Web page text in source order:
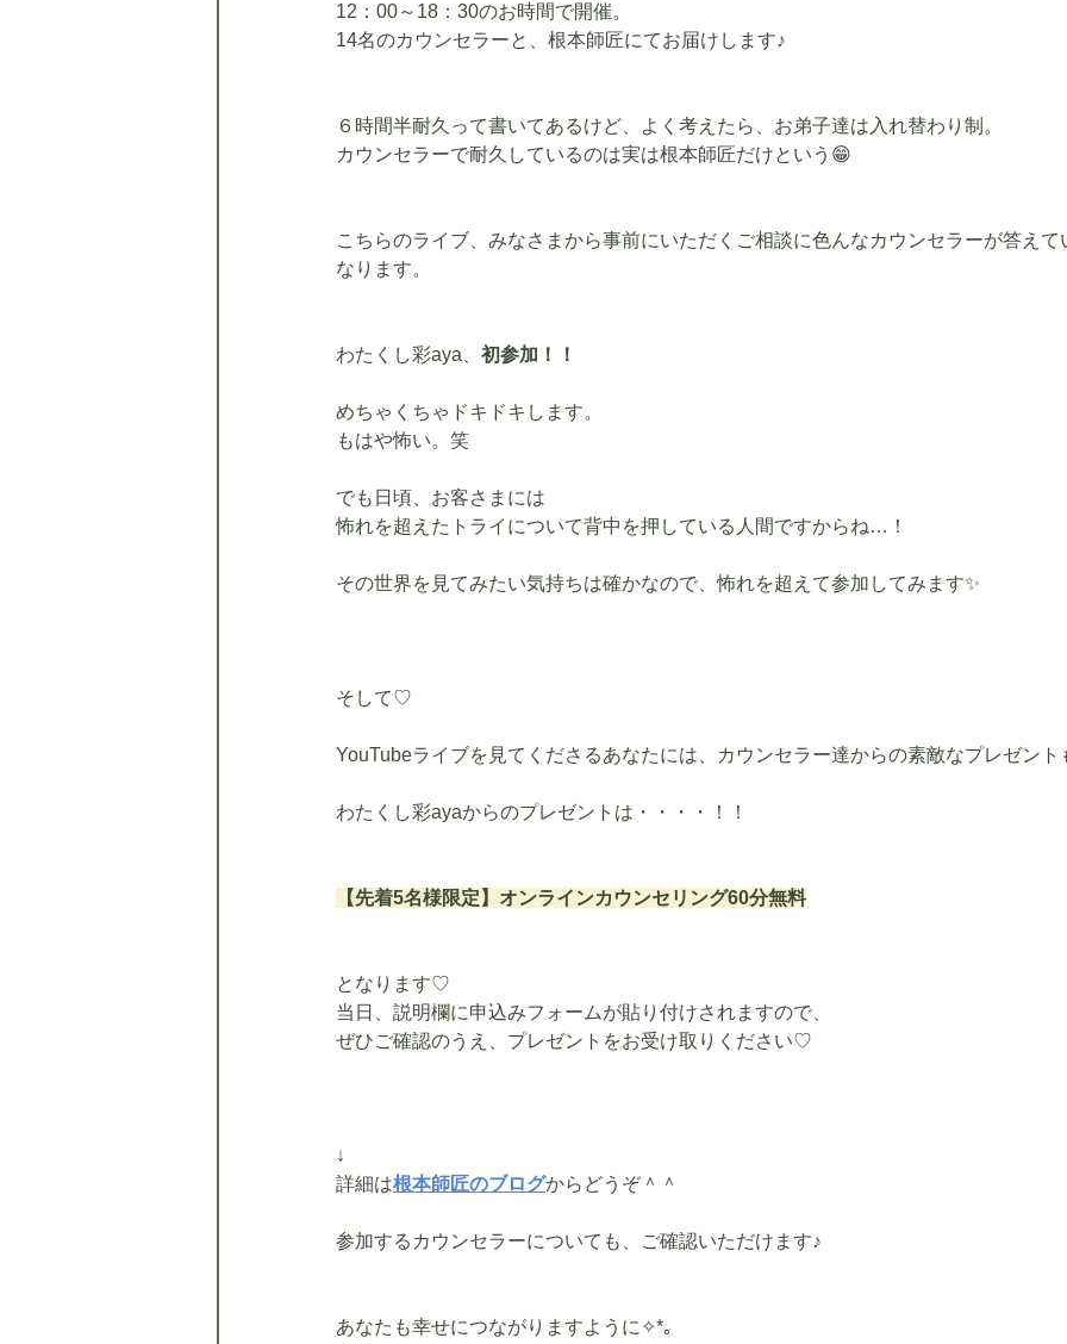
12：00～18：30のお時間で開催。
14名のカウンセラーと、根本師匠にてお届けします♪
６時間半耐久って書いてあるけど、よく考えたら、お弟子達は入れ替わり制。
カウンセラーで耐久しているのは実は根本師匠だけという😁
こちらのライブ、みなさまから事前にいただくご相談に色んなカウンセラーが答えて
なります。
わたくし彩aya、 初参加！！
めちゃくちゃドキドキします。
もはや怖い。笑
でも日頃、お客さまには
怖れを超えたトライについて背中を押している人間ですからね…！
その世界を見てみたい気持ちは確かなので、怖れを超えて参加してみます✨
そして♡
YouTubeライブを見てくださるあなたには、カウンセラー達からの素敵なプレゼント
わたくし彩ayaからのプレゼントは・・・・！！
【先着5名様限定】オンラインカウンセリング60分無料
となります♡
当日、説明欄に申込みフォームが貼り付けされますので、
ぜひご確認のうえ、プレゼントをお受け取りください♡
↓
詳細は根本師匠のブログからどうぞ＾＾
参加するカウンセラーについても、ご確認いただけます♪
あなたも幸せにつながりますように✧*｡